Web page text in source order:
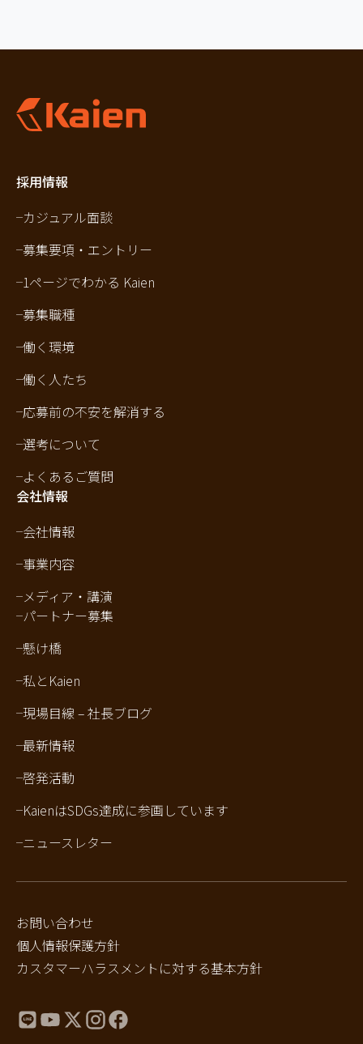
採用情報
カジュアル面談
募集要項・エントリー
1ページでわかる Kaien
募集職種
働く環境
働く人たち
応募前の不安を解消する
選考について
よくあるご質問
会社情報
会社情報
事業内容
メディア・講演
パートナー募集
懸け橋
私とKaien
現場目線 – 社長ブログ
最新情報
啓発活動
KaienはSDGs達成に参画しています
ニュースレター
お問い合わせ
個人情報保護方針
カスタマーハラスメントに対する基本方針